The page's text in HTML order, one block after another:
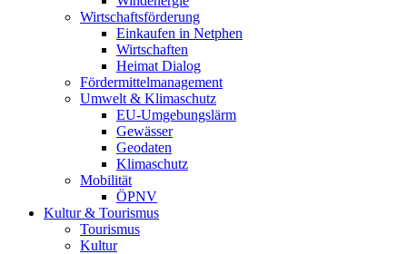
Wirtschaftsförderung
Einkaufen in Netphen
Wirtschaften
Heimat Dialog
Fördermittelmanagement
Umwelt & Klimaschutz
EU-Umgebungslärm
Gewässer
Geodaten
Klimaschutz
Mobilität
ÖPNV
Kultur & Tourismus
Tourismus
Kultur